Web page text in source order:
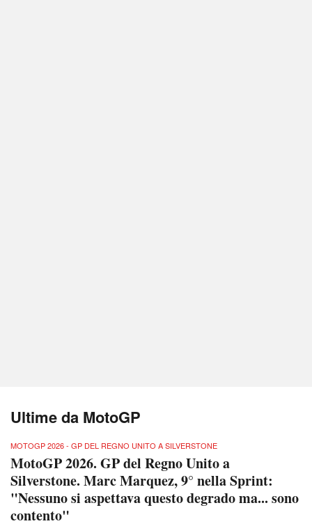
Ultime da MotoGP
MOTOGP 2026 - GP DEL REGNO UNITO A SILVERSTONE
MotoGP 2026. GP del Regno Unito a
Silverstone. Marc Marquez, 9° nella Sprint:
"Nessuno si aspettava questo degrado ma... sono
contento"